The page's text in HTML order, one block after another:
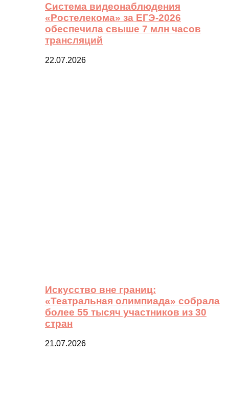
Система видеонаблюдения
«Ростелекома» за ЕГЭ-2026
обеспечила свыше 7 млн часов
трансляций
22.07.2026
Искусство вне границ:
«Театральная олимпиада» собрала
более 55 тысяч участников из 30
стран
21.07.2026